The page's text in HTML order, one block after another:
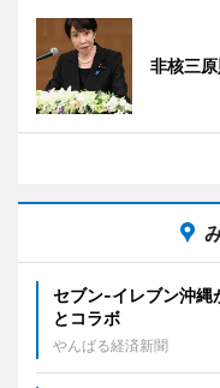
非核三
セブン‐イレブン沖縄
とコラボ
やんばる経済新聞